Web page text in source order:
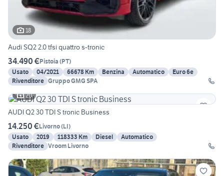
18
Audi SQ2 2.0 tfsi quattro s-tronic
34.490 €Pistoia (PT)
Usato
04/2021 66678 Km Benzina Automatico
Euro 6e
Rivenditore Gruppo GMG SPA
20
AUDI Q2 30 TDI S tronic Business
14.250 €Livorno(LI)
Usato
2019 118333 Km Diesel
Automatico
Rivenditore Vroom Livorno